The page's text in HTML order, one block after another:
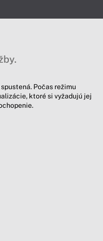
Počas režimu
ktoré si vyžadujú jej